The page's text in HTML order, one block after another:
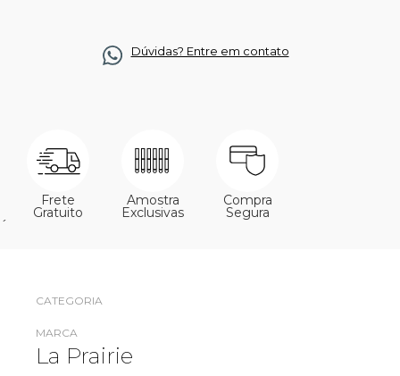
Dúvidas? Entre em contato
Frete
Gratuito
Amostra
Exclusivas
Compra
Segura
´
CATEGORIA
MARCA
La Prairie